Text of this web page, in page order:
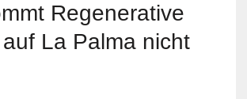
Regenerative
La Palma nicht